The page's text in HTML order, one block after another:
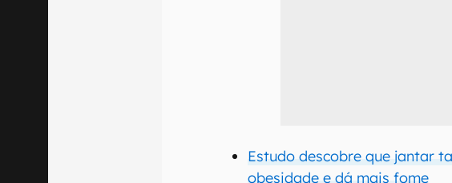
Estudo descobre que jantar
obesidade e dá mais fome